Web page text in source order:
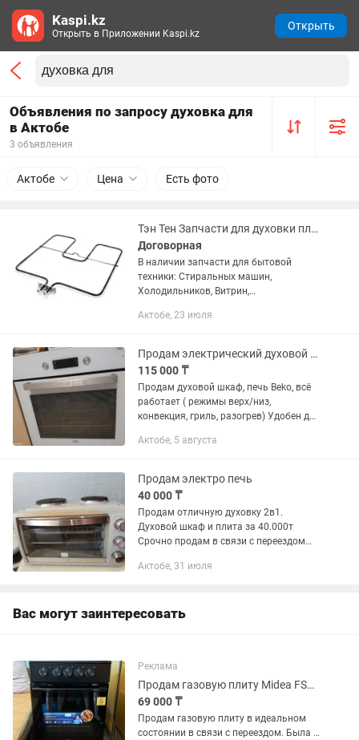
Объявления по запросу духовка для
в Актобе
3 объявления
Актобе Цена Есть фото
Тэн Тен Запчасти для духовки плиты печи конфорка мармит спираль
Договорная
В наличии запчасти для бытовой
техники: Стиральных машин,
Холодильников, Витрин,
Бойлеров, Духовок, Электроплит, СВЧ,
Актобе, 23 июля
Продам электрический духовой шкаф
115 000 ₸
Продам духовой шкаф, печь Beko, всё
работает ( режимы верх/низ,
конвекция, гриль, разогрев) Удобен для
работает с выпечкой) Состояние
Актобе, 5 августа
Продам электро печь
40 000 ₸
Продам отличную духовку 2в1.
Духовой шкаф и плита за 40.000т
Срочно продам в связи с переездом
1 (сверху расположена плита). Техника
Актобе, 31 июля
Вас могут заинтересовать
Реклама
Продам газовую плиту Midea FSC-506AB
69 000 ₸
Продам газовую плиту в идеальном
состоянии в связи с переездом. Была в
Kaspi.kz
Открыть в Приложении Kaspi.kz
Открыть